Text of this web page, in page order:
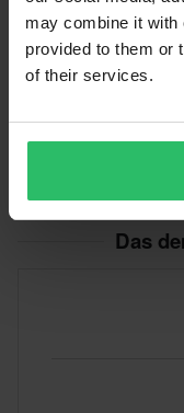
may combine it with
provided to them or
of their services.
143,99 € -20%
179,95 €
Protektorenjacke
Das